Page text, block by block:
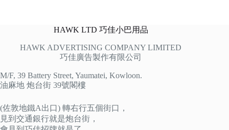
HAWK LTD 巧佳小巴用品
HAWK ADVERTISING COMPANY LIMITED
巧佳廣告製作有限公司
M/F, 39 Battery Street, Yaumatei, Kowloon.
油麻地 炮台街 39號閣樓
(佐敦地鐵A出口) 轉右行五個街口，
見到交通銀行就是炮台街，